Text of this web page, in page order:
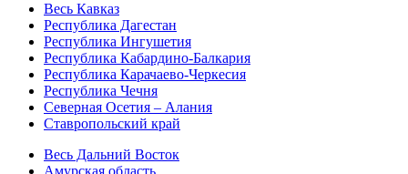
Весь Кавказ
Республика Дагестан
Республика Ингушетия
Республика Кабардино-Балкария
Республика Карачаево-Черкесия
Республика Чечня
Северная Осетия – Алания
Ставропольский край
Весь Дальний Восток
Амурская область